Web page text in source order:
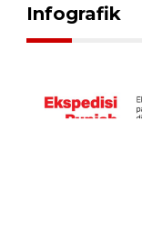
Infografik